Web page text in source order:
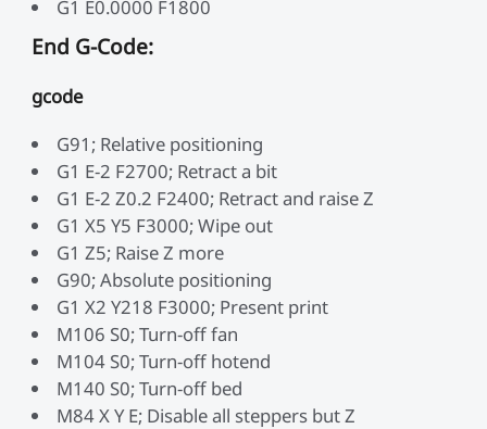
G1 E0.0000 F1800
End G-Code:
gcode
G91; Relative positioning
G1 E-2 F2700; Retract a bit
G1 E-2 Z0.2 F2400; Retract and raise Z
G1 X5 Y5 F3000; Wipe out
G1 Z5; Raise Z more
G90; Absolute positioning
G1 X2 Y218 F3000; Present print
M106 S0; Turn-off fan
M104 S0; Turn-off hotend
M140 S0; Turn-off bed
M84 X Y E; Disable all steppers but Z